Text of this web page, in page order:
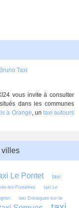
Taxi
vous invite à consulter
dans les communes
à Orange, un taxi autours
villes
Le Pontet
taxi
les-Fontaines taxi Le
taxi Entraigues-sur-la-